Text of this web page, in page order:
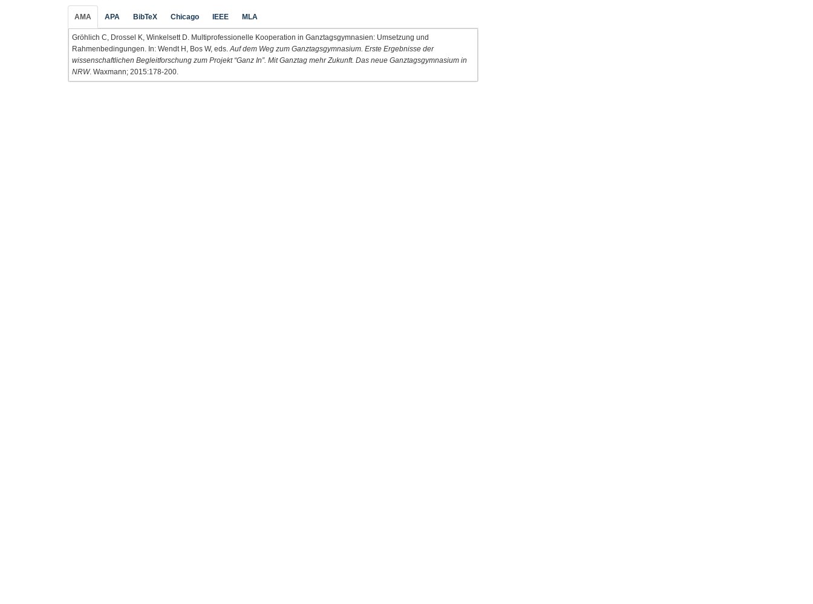
AMA APA BibTeX Chicago IEEE MLA
Gröhlich C, Drossel K, Winkelsett D. Multiprofessionelle Kooperation in Ganztagsgymnasien: Umsetzung und
Rahmenbedingungen. In: Wendt H, Bos W, eds. Auf dem Weg zum Ganztagsgymnasium. Erste Ergebnisse der
wissenschaftlichen Begleitforschung zum Projekt “Ganz In”. Mit Ganztag mehr Zukunft. Das neue Ganztagsgymnasium in
NRW. Waxmann; 2015:178-200.